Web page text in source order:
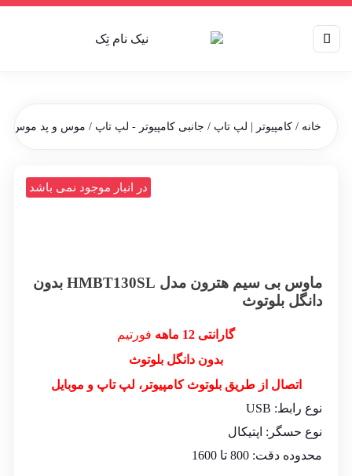
خانه / کامپیوتر | لپ تاپ / جانبی کامپیوتر - لپ تاپ / موس و پد موس
ماوس بی سیم هترون مدل HMBT130SL بدون
دانگل بلوتوث
گارانتی 12 ماهه
فورتیم
بدون دانگل بلوتوث
اتصال از طریق بلوتوث کامپیوتر، لپ تاپ و موبایل
نوع رابط: USB
نوع حسگر: اپتیکال
محدوده دقت: 800 تا 1600
در انبار موجود نمی باشد